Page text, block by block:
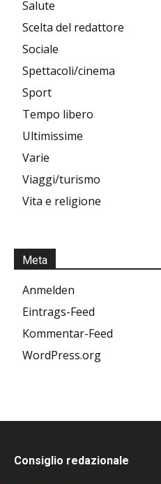
Salute
Scelta del redattore
Sociale
Spettacoli/cinema
Sport
Tempo libero
Ultimissime
Varie
Viaggi/turismo
Vita e religione
Meta
Anmelden
Eintrags-Feed
Kommentar-Feed
WordPress.org
Consiglio redazionale